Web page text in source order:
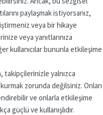
paylaşmak istiyorsanız,
veya bir hikaye
veya yanıtlarınıza
kullanıcılar bununla etkileşime
yalnızca
zorunda değilsiniz. Onları
ve onlarla etkileşime
güçlü ve kullanışlıdır.